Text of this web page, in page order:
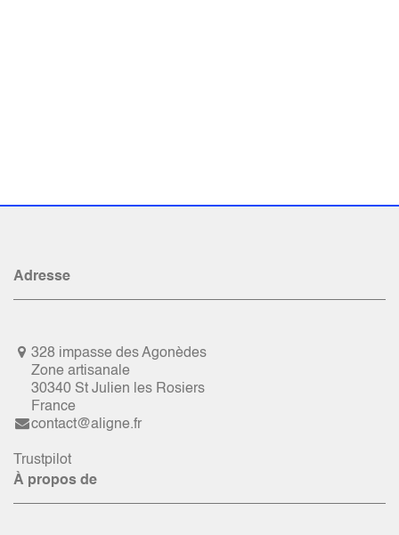
Adresse
328 impasse des Agonèdes
Zone artisanale
30340 St Julien les Rosiers
France
contact@aligne.fr
Trustpilot
À propos de